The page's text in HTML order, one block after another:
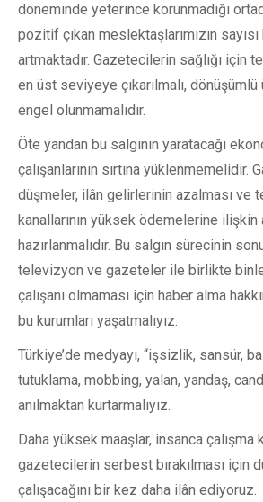
döneminde yeterince korunmadığı
pozitif çıkan meslektaşlarımızın
artmaktadır. Gazetecilerin sağlığı için
en üst seviyeye çıkarılmalı,
engel olunmamalıdır.
Öte yandan bu salgının yaratacağı
çalışanlarının sırtına yüklenmemelidir.
düşmeler, ilân gelirlerinin azalması ve
kanallarının yüksek ödemelerine
hazırlanmalıdır. Bu salgın sürecinin
televizyon ve gazeteler ile birlikte
çalışanı olmaması için haber alma
bu kurumları yaşatmalıyız.
Türkiye’de medyayı, “işsizlik, sansür,
tutuklama, mobbing, yalan, yandaş,
anılmaktan kurtarmalıyız.
Daha yüksek maaşlar, insanca çalışma
gazetecilerin serbest bırakılması için
çalışacağını bir kez daha ilân ediyoruz.